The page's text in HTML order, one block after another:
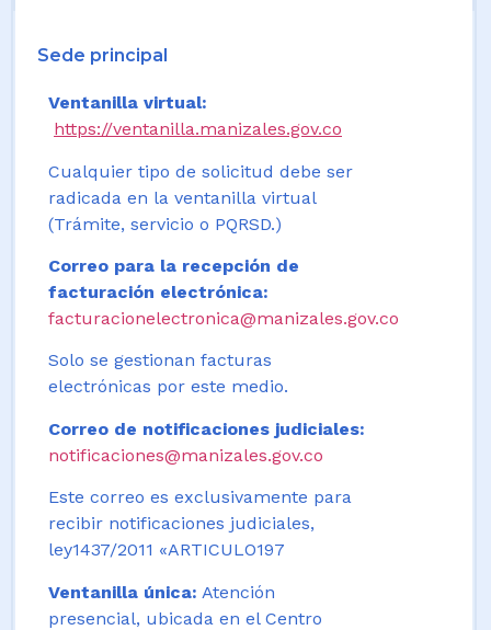
Sede principal
Ventanilla virtual:
https://ventanilla.manizales.gov.co
Cualquier tipo de solicitud debe ser
radicada en la ventanilla virtual
(Trámite, servicio o PQRSD.)
Correo para la recepción de
facturación electrónica:
facturacionelectronica@manizales.gov.co
Solo se gestionan facturas
electrónicas por este medio.
Correo de notificaciones judiciales:
notificaciones@manizales.gov.co
Este correo es exclusivamente para
recibir notificaciones judiciales,
ley1437/2011 «ARTICULO197
Ventanilla única: Atención
presencial, ubicada en el Centro